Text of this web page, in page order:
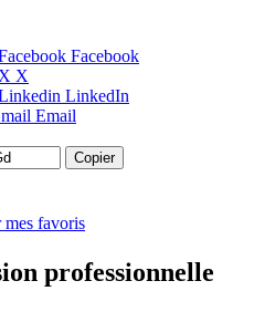
Facebook
X
LinkedIn
Email
Copier
mes favoris
professionnelle